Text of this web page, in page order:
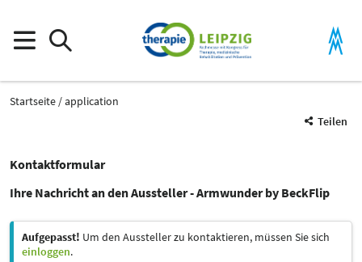
Startseite
application
Teilen
Kontaktformular
Ihre Nachricht an den Aussteller - Armwunder by BeckFlip
Aufgepasst! Um den Aussteller zu kontaktieren, müssen Sie sich
einloggen.